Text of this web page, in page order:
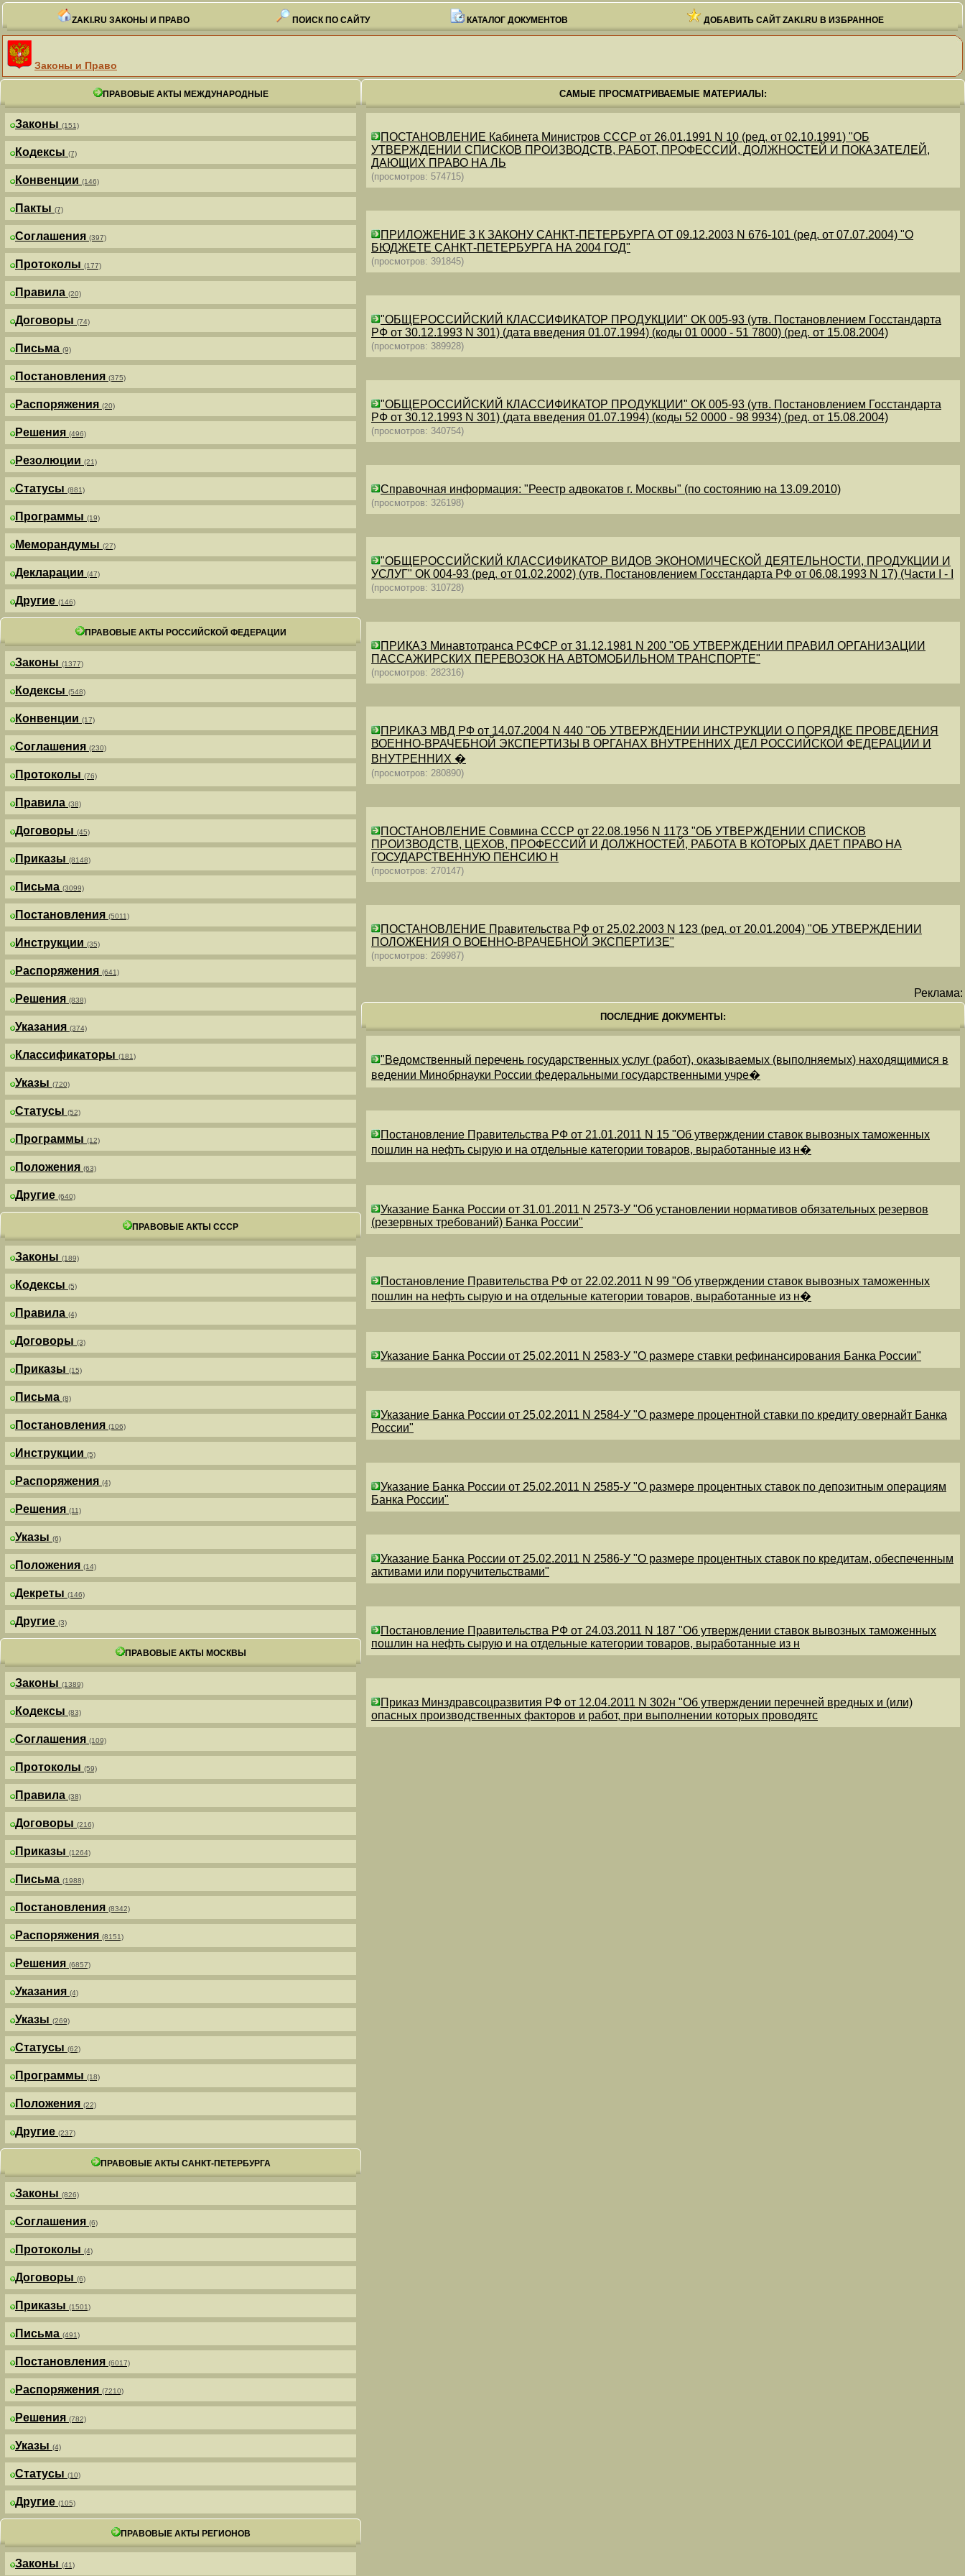
ZAKI.RU ЗАКОНЫ И ПРАВО ПОИСК ПО САЙТУ КАТАЛОГ ДОКУМЕНТОВ ДОБАВИТЬ САЙТ ZAKI.RU В ИЗБРАННОЕ
Законы и Право
ПРАВОВЫЕ АКТЫ МЕЖДУНАРОДНЫЕ
Законы (151)
Кодексы (7)
Конвенции (146)
Пакты (7)
Соглашения (397)
Протоколы (177)
Правила (20)
Договоры (74)
Письма (9)
Постановления (375)
Распоряжения (20)
Решения (496)
Резолюции (21)
Статусы (881)
Программы (19)
Меморандумы (27)
Декларации (47)
Другие (146)
ПРАВОВЫЕ АКТЫ РОССИЙСКОЙ ФЕДЕРАЦИИ
Законы (1377)
Кодексы (548)
Конвенции (17)
Соглашения (230)
Протоколы (76)
Правила (38)
Договоры (45)
Приказы (8148)
Письма (3099)
Постановления (5011)
Инструкции (35)
Распоряжения (641)
Решения (838)
Указания (374)
Классификаторы (181)
Указы (720)
Статусы (52)
Программы (12)
Положения (63)
Другие (640)
ПРАВОВЫЕ АКТЫ СССР
Законы (189)
Кодексы (5)
Правила (4)
Договоры (3)
Приказы (15)
Письма (8)
Постановления (106)
Инструкции (5)
Распоряжения (4)
Решения (11)
Указы (6)
Положения (14)
Декреты (146)
Другие (3)
ПРАВОВЫЕ АКТЫ МОСКВЫ
Законы (1389)
Кодексы (83)
Соглашения (109)
Протоколы (59)
Правила (38)
Договоры (216)
Приказы (1264)
Письма (1988)
Постановления (8342)
Распоряжения (8151)
Решения (6857)
Указания (4)
Указы (269)
Статусы (62)
Программы (18)
Положения (22)
Другие (237)
ПРАВОВЫЕ АКТЫ САНКТ-ПЕТЕРБУРГА
Законы (826)
Соглашения (6)
Протоколы (4)
Договоры (6)
Приказы (1501)
Письма (491)
Постановления (6017)
Распоряжения (7210)
Решения (782)
Указы (4)
Статусы (10)
Другие (105)
ПРАВОВЫЕ АКТЫ РЕГИОНОВ
Законы (41)
САМЫЕ ПРОСМАТРИВАЕМЫЕ МАТЕРИАЛЫ:
ПОСТАНОВЛЕНИЕ Кабинета Министров СССР от 26.01.1991 N 10 (ред. от 02.10.1991) "ОБ
УТВЕРЖДЕНИИ СПИСКОВ ПРОИЗВОДСТВ, РАБОТ, ПРОФЕССИЙ, ДОЛЖНОСТЕЙ И ПОКАЗАТЕЛЕЙ,
ДАЮЩИХ ПРАВО НА ЛЬ
(просмотров: 574715)
ПРИЛОЖЕНИЕ 3 К ЗАКОНУ САНКТ-ПЕТЕРБУРГА ОТ 09.12.2003 N 676-101 (ред. от 07.07.2004) "О
БЮДЖЕТЕ САНКТ-ПЕТЕРБУРГА НА 2004 ГОД"
(просмотров: 391845)
"ОБЩЕРОССИЙСКИЙ КЛАССИФИКАТОР ПРОДУКЦИИ" ОК 005-93 (утв. Постановлением Госстандарта
РФ от 30.12.1993 N 301) (дата введения 01.07.1994) (коды 01 0000 - 51 7800) (ред. от 15.08.2004)
(просмотров: 389928)
"ОБЩЕРОССИЙСКИЙ КЛАССИФИКАТОР ПРОДУКЦИИ" ОК 005-93 (утв. Постановлением Госстандарта
РФ от 30.12.1993 N 301) (дата введения 01.07.1994) (коды 52 0000 - 98 9934) (ред. от 15.08.2004)
(просмотров: 340754)
Справочная информация: "Реестр адвокатов г. Москвы" (по состоянию на 13.09.2010)
(просмотров: 326198)
"ОБЩЕРОССИЙСКИЙ КЛАССИФИКАТОР ВИДОВ ЭКОНОМИЧЕСКОЙ ДЕЯТЕЛЬНОСТИ, ПРОДУКЦИИ И
УСЛУГ" ОК 004-93 (ред. от 01.02.2002) (утв. Постановлением Госстандарта РФ от 06.08.1993 N 17) (Части I - I
(просмотров: 310728)
ПРИКАЗ Минавтотранса РСФСР от 31.12.1981 N 200 "ОБ УТВЕРЖДЕНИИ ПРАВИЛ ОРГАНИЗАЦИИ
ПАССАЖИРСКИХ ПЕРЕВОЗОК НА АВТОМОБИЛЬНОМ ТРАНСПОРТЕ"
(просмотров: 282316)
ПРИКАЗ МВД РФ от 14.07.2004 N 440 "ОБ УТВЕРЖДЕНИИ ИНСТРУКЦИИ О ПОРЯДКЕ ПРОВЕДЕНИЯ
ВОЕННО-ВРАЧЕБНОЙ ЭКСПЕРТИЗЫ В ОРГАНАХ ВНУТРЕННИХ ДЕЛ РОССИЙСКОЙ ФЕДЕРАЦИИ И
ВНУТРЕННИХ �
(просмотров: 280890)
ПОСТАНОВЛЕНИЕ Совмина СССР от 22.08.1956 N 1173 "ОБ УТВЕРЖДЕНИИ СПИСКОВ
ПРОИЗВОДСТВ, ЦЕХОВ, ПРОФЕССИЙ И ДОЛЖНОСТЕЙ, РАБОТА В КОТОРЫХ ДАЕТ ПРАВО НА
ГОСУДАРСТВЕННУЮ ПЕНСИЮ Н
(просмотров: 270147)
ПОСТАНОВЛЕНИЕ Правительства РФ от 25.02.2003 N 123 (ред. от 20.01.2004) "ОБ УТВЕРЖДЕНИИ
ПОЛОЖЕНИЯ О ВОЕННО-ВРАЧЕБНОЙ ЭКСПЕРТИЗЕ"
(просмотров: 269987)
Реклама:
ПОСЛЕДНИЕ ДОКУМЕНТЫ:
"Ведомственный перечень государственных услуг (работ), оказываемых (выполняемых) находящимися в
ведении Минобрнауки России федеральными государственными учре�
Постановление Правительства РФ от 21.01.2011 N 15 "Об утверждении ставок вывозных таможенных
пошлин на нефть сырую и на отдельные категории товаров, выработанные из н�
Указание Банка России от 31.01.2011 N 2573-У "Об установлении нормативов обязательных резервов
(резервных требований) Банка России"
Постановление Правительства РФ от 22.02.2011 N 99 "Об утверждении ставок вывозных таможенных
пошлин на нефть сырую и на отдельные категории товаров, выработанные из н�
Указание Банка России от 25.02.2011 N 2583-У "О размере ставки рефинансирования Банка России"
Указание Банка России от 25.02.2011 N 2584-У "О размере процентной ставки по кредиту овернайт Банка
России"
Указание Банка России от 25.02.2011 N 2585-У "О размере процентных ставок по депозитным операциям
Банка России"
Указание Банка России от 25.02.2011 N 2586-У "О размере процентных ставок по кредитам, обеспеченным
активами или поручительствами"
Постановление Правительства РФ от 24.03.2011 N 187 "Об утверждении ставок вывозных таможенных
пошлин на нефть сырую и на отдельные категории товаров, выработанные из н
Приказ Минздравсоцразвития РФ от 12.04.2011 N 302н "Об утверждении перечней вредных и (или)
опасных производственных факторов и работ, при выполнении которых проводятс